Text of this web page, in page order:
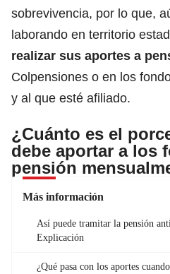
sobrevivencia, por lo que,
laborando en territorio
realizar sus aportes a
Colpensiones o en los
y al que esté afiliado.
¿Cuánto es el
debe aportar a los
pensión
Más información
Así puede tramitar la pensión
Explicación
¿Qué pasa con los aportes